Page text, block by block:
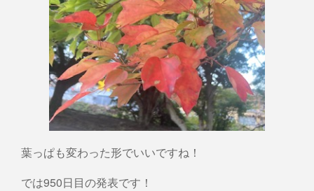
葉っぱも変わった形でいいですね！
では950日目の発表です！